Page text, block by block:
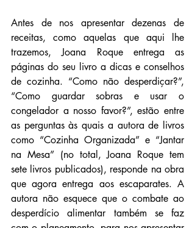
Antes de nos apresentar dezenas de
receitas, como aquelas que aqui lhe
trazemos, Joana Roque entrega as
páginas do seu livro a dicas e conselhos
de cozinha. “Como não desperdiçar?”,
“Como guardar sobras e usar o
congelador a nosso favor?”, estão entre
as perguntas às quais a autora de livros
como “Cozinha Organizada” e “Jantar
na Mesa” (no total, Joana Roque tem
sete livros publicados), responde na obra
que agora entrega aos escaparates. A
autora não esquece que o combate ao
desperdício alimentar também se faz